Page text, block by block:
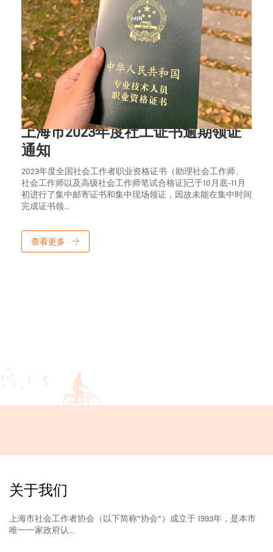
2023年11月13日
上海市2023年度社工证书逾期领证
通知
2023年度全国社会工作者职业资格证书（助理社会工作师、
社会工作师以及高级社会工作师笔试合格证)已于10月底-11月
初进行了集中邮寄证书和集中现场领证，因故未能在集中时间
完成证书领...
查看更多
关于我们
上海市社会工作者协会（以下简称“协会”）成立于 1993年，是本市
唯一一家政府认...